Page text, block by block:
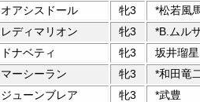
オアシスドール 牝3
*松若風
レディマリオン 牝3
*B.ムル
ドナベティ 牝3
坂井瑠星
マーシーラン 牝3
*和田竜
ジューンブレア 牝3
*武豊